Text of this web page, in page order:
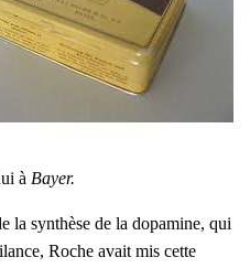
à Bayer.
la syn­thèse de la dopa­mine, qui
Roche avait mis cette